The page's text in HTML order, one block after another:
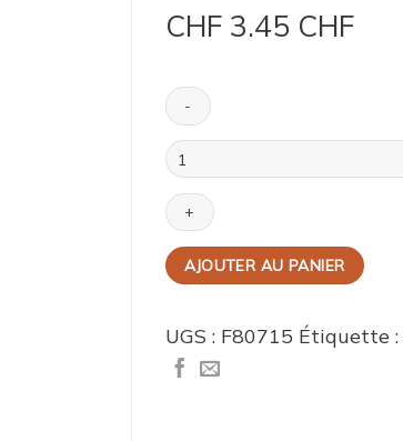
CHF 3.45 CHF
quantité
de
Planche
à
FunCakes
rectangulaire
35
25
AJOUTER AU PANIER
UGS : F80715 Étiquette :